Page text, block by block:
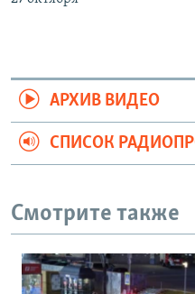
АРХИВ ВИДЕО
СПИСОК
Смотрите также